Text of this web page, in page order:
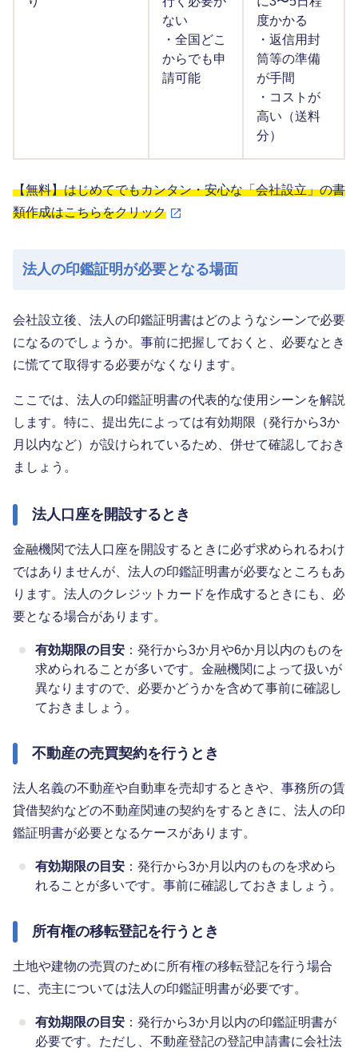
ない
・全国どこ
からでも申
請可能
度かかる
・返信用封
筒等の準備
が手間
・コストが
高い（送料
分）
【無料】はじめてでもカンタン・安心な「会社設立」の書
類作成はこちらをクリック
法人の印鑑証明が必要となる場面
会社設立後、法人の印鑑証明書はどのようなシーンで必要
になるのでしょうか。事前に把握しておくと、必要なとき
に慌てて取得する必要がなくなります。
ここでは、法人の印鑑証明書の代表的な使用シーンを解説
します。特に、提出先によっては有効期限（発行から3か
月以内など）が設けられているため、併せて確認しておき
ましょう。
法人口座を開設するとき
金融機関で法人口座を開設するときに必ず求められるわけ
ではありませんが、法人の印鑑証明書が必要なところもあ
ります。法人のクレジットカードを作成するときにも、必
要となる場合があります。
有効期限の目安 ：発行から3か月や6か月以内のものを
求められることが多いです。金融機関によって扱いが
異なりますので、必要かどうかを含めて事前に確認し
ておきましょう。
不動産の売買契約を行うとき
法人名義の不動産や自動車を売却するときや、事務所の賃
貸借契約などの不動産関連の契約をするときに、法人の印
鑑証明書が必要となるケースがあります。
有効期限の目安 ：発行から3か月以内のものを求めら
れることが多いです。事前に確認しておきましょう。
所有権の移転登記を行うとき
土地や建物の売買のために所有権の移転登記を行う場合
に、売主については法人の印鑑証明書が必要です。
有効期限の目安 ：発行から3か月以内の印鑑証明書が
必要です。ただし、不動産登記の登記申請書に会社法